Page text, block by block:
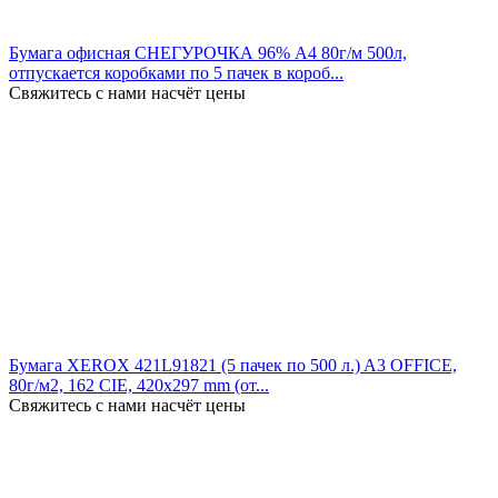
Бумага офисная СНЕГУРОЧКА 96% А4 80г/м 500л,
отпускается коробками по 5 пачек в короб...
Свяжитесь с нами насчёт цены
Бумага XEROX 421L91821 (5 пачек по 500 л.) A3 OFFICE,
80г/м2, 162 CIE, 420х297 mm (от...
Свяжитесь с нами насчёт цены